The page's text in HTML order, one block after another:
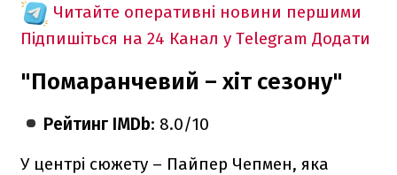
Читайте оперативні новини першими
Підпишіться на 24 Канал у Telegram Додати
"Помаранчевий – хіт сезону"
Рейтинг IMDb: 8.0/10
У центрі сюжету – Пайпер Чепмен, яка